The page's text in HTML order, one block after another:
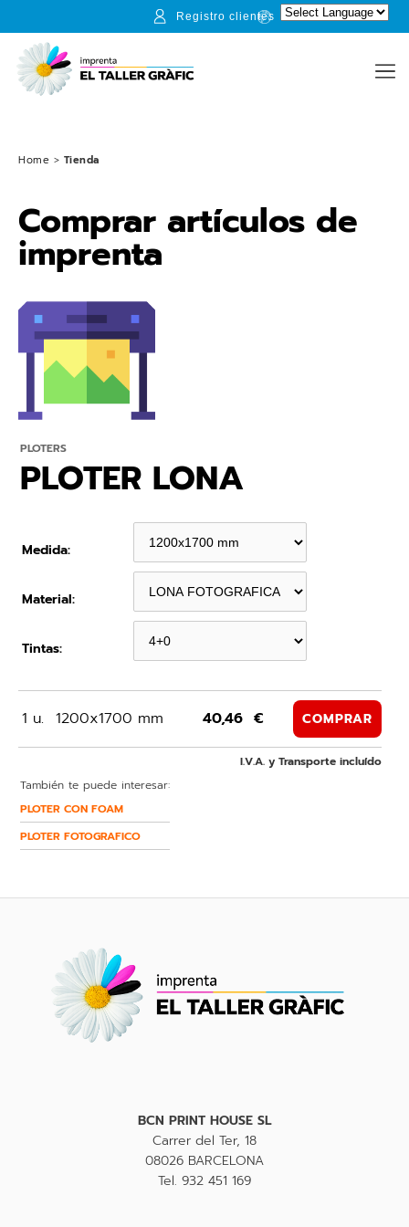
Registro clientes
Home > Tienda
Comprar artículos de
imprenta
PLOTERS
PLOTER LONA
Medida:
Material:
Tintas:
1 u. 1200x1700 mm 40,46 € COMPRAR
I.V.A. y Transporte incluído
También te puede interesar:
PLOTER CON FOAM
PLOTER FOTOGRAFICO
BCN PRINT HOUSE SL
Carrer del Ter, 18
08026 BARCELONA
Tel. 932 451 169